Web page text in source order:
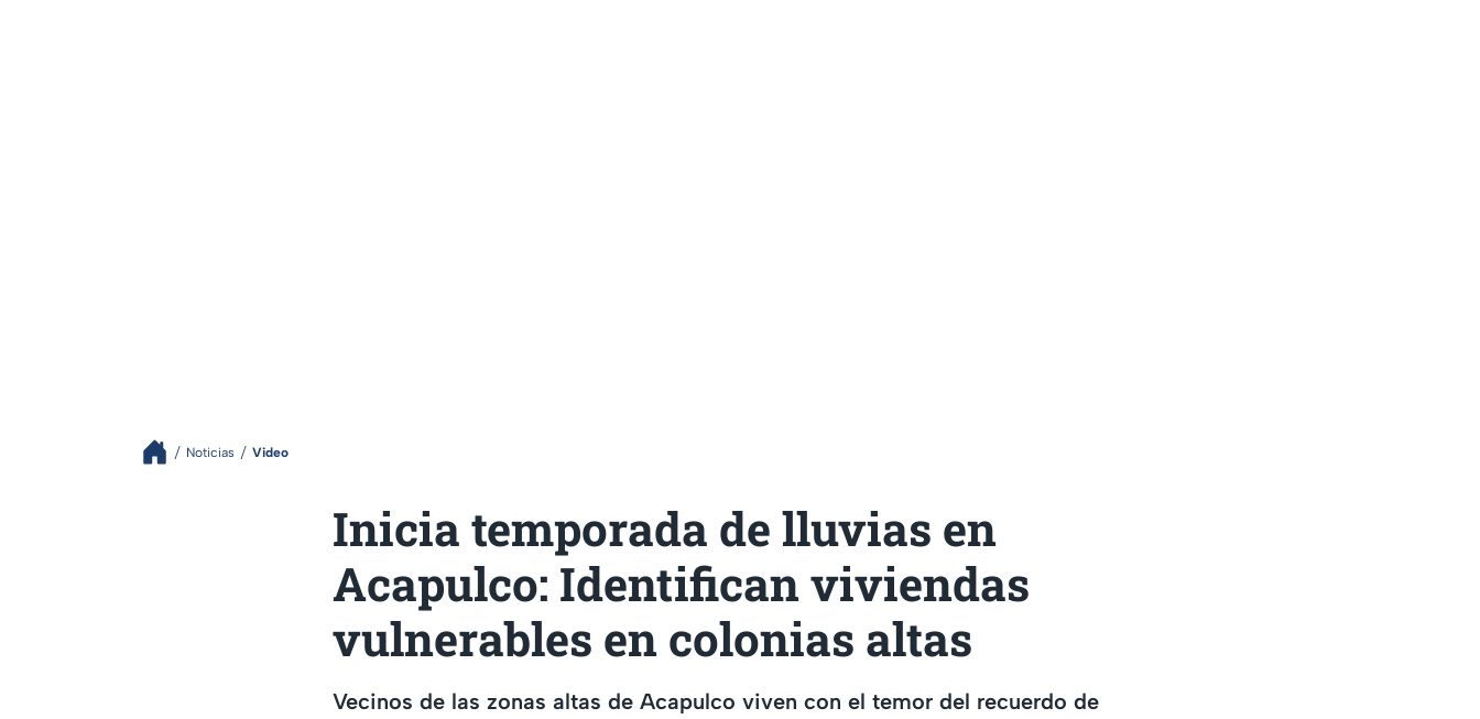
Noticias Video
Inicia temporada de lluvias en
Acapulco: Identifican viviendas
vulnerables en colonias altas
Vecinos de las zonas altas de Acapulco viven con el temor del recuerdo de